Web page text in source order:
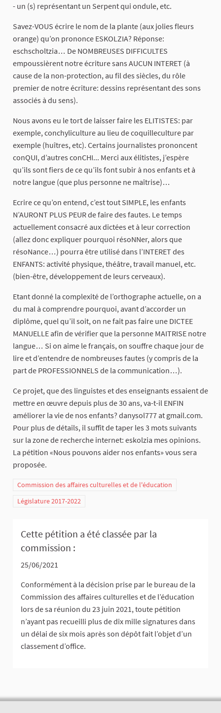
- un (s) représentant un Serpent qui ondule, etc.
Savez-VOUS écrire le nom de la plante (aux jolies fleurs
orange) qu’on prononce ESKOLZIA? Réponse:
eschscholtzia… De NOMBREUSES DIFFICULTES
empoussièrent notre écriture sans AUCUN INTERET (à
cause de la non-protection, au fil des siècles, du rôle
premier de notre écriture: dessins représentant des sons
associés à du sens).
Nous avons eu le tort de laisser faire les ELITISTES: par
exemple, conchyliculture au lieu de coquilleculture par
exemple (huîtres, etc). Certains journalistes prononcent
conQUI, d’autres conCHI... Merci aux élitistes, j’espère
qu’ils sont fiers de ce qu’ils font subir à nos enfants et à
notre langue (que plus personne ne maîtrise)…
Ecrire ce qu’on entend, c’est tout SIMPLE, les enfants
N’AURONT PLUS PEUR de faire des fautes. Le temps
actuellement consacré aux dictées et à leur correction
(allez donc expliquer pourquoi résoNNer, alors que
résoNance…) pourra être utilisé dans l’INTERET des
ENFANTS: activité physique, théâtre, travail manuel, etc.
(bien-être, développement de leurs cerveaux).
Etant donné la complexité de l’orthographe actuelle, on a
du mal à comprendre pourquoi, avant d’accorder un
diplôme, quel qu’il soit, on ne fait pas faire une DICTEE
MANUELLE afin de vérifier que la personne MAITRISE notre
langue… Si on aime le français, on souffre chaque jour de
lire et d’entendre de nombreuses fautes (y compris de la
part de PROFESSIONNELS de la communication…).
Ce projet, que des linguistes et des enseignants essaient de
mettre en œuvre depuis plus de 30 ans, va-t-il ENFIN
améliorer la vie de nos enfants? danysol777 at gmail.com.
Pour plus de détails, il suffit de taper les 3 mots suivants
sur la zone de recherche internet: eskolzia mes opinions.
La pétition «Nous pouvons aider nos enfants» vous sera
proposée.
Commission des affaires culturelles et de l'éducation
Législature 2017-2022
Cette pétition a été classée par la
commission :
25/06/2021
Conformément à la décision prise par le bureau de la
Commission des affaires culturelles et de l’éducation
lors de sa réunion du 23 juin 2021, toute pétition
n’ayant pas recueilli plus de dix mille signatures dans
un délai de six mois après son dépôt fait l’objet d’un
classement d’office.